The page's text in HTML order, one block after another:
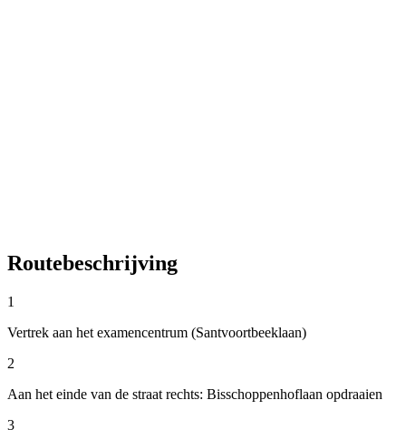
Routebeschrijving
1
Vertrek aan het examencentrum (Santvoortbeeklaan)
2
Aan het einde van de straat rechts: Bisschoppenhoflaan opdraaien
3